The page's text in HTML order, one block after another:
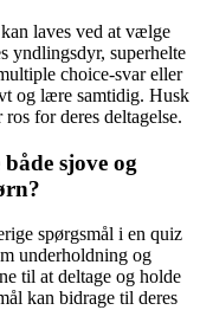
laves ved at vælge
yndlingsdyr, superhelte
choice-svar eller
og lære samtidig. Husk
for deres deltagelse.
sjove og
spørgsmål i en quiz
underholdning og
til at deltage og holde
kan bidrage til deres